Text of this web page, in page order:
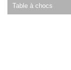
Table à chocs